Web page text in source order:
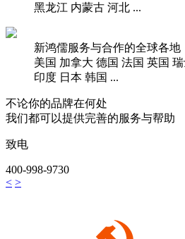
黑龙江 内蒙古 河北 ...
新鸿儒服务与合作的全球各地
美国 加拿大 德国 法国 英国
印度 日本 韩国 ...
不论你的品牌在何处
我们都可以提供完善的服务与帮助
致电
400-998-9730
< >